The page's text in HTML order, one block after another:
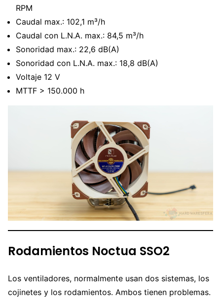
RPM
Caudal max.: 102,1 m³/h
Caudal con L.N.A. max.: 84,5 m³/h
Sonoridad max.: 22,6 dB(A)
Sonoridad con L.N.A. max.: 18,8 dB(A)
Voltaje 12 V
MTTF > 150.000 h
Rodamientos Noctua SSO2
Los ventiladores, normalmente usan dos sistemas, los
cojinetes y los rodamientos. Ambos tienen problemas.